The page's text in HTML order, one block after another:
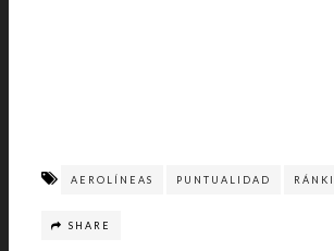
AEROLÍNEAS PUNTUALIDAD
SHARE